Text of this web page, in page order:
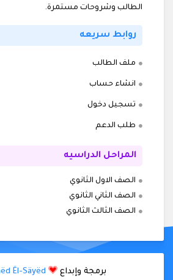
الطالب وشروحات مستمرة.
روابط سريعه
ملف الطالب
انشاء حساب
تسجيل دخول
طلب الدعم
المراحل الدراسيه
الصف الاول الثانوي
الصف الثاني الثانوي
الصف الثالث الثانوي
برمجة وإبداع Ël-Säyëd